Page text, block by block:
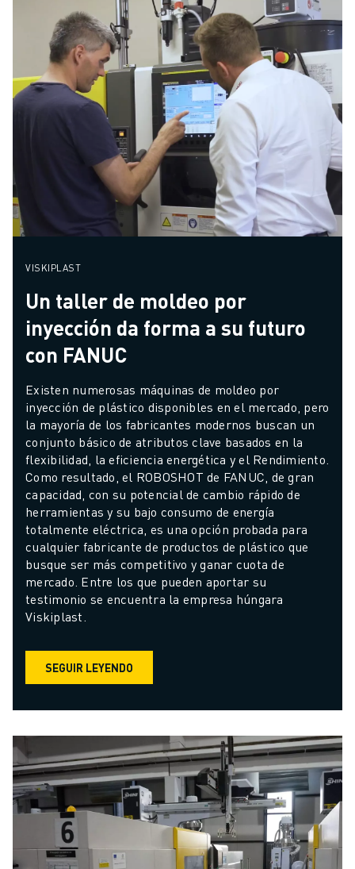
VISKIPLAST
Un taller de moldeo por
inyección da forma a su futuro
con FANUC
Existen numerosas máquinas de moldeo por
inyección de plástico disponibles en el mercado, pero
la mayoría de los fabricantes modernos buscan un
conjunto básico de atributos clave basados en la
flexibilidad, la eficiencia energética y el Rendimiento.
Como resultado, el ROBOSHOT de FANUC, de gran
capacidad, con su potencial de cambio rápido de
herramientas y su bajo consumo de energía
totalmente eléctrica, es una opción probada para
cualquier fabricante de productos de plástico que
busque ser más competitivo y ganar cuota de
mercado. Entre los que pueden aportar su
testimonio se encuentra la empresa húngara
Viskiplast.
SEGUIR LEYENDO